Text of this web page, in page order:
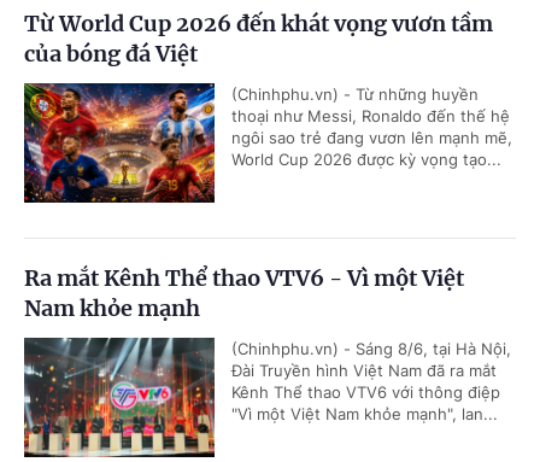
Từ World Cup 2026 đến khát vọng vươn tầm
của bóng đá Việt
(Chinhphu.vn) - Từ những huyền
thoại như Messi, Ronaldo đến thế hệ
ngôi sao trẻ đang vươn lên mạnh mẽ,
World Cup 2026 được kỳ vọng tạo...
Ra mắt Kênh Thể thao VTV6 - Vì một Việt
Nam khỏe mạnh
(Chinhphu.vn) - Sáng 8/6, tại Hà Nội,
Đài Truyền hình Việt Nam đã ra mắt
Kênh Thể thao VTV6 với thông điệp
"Vì một Việt Nam khỏe mạnh", lan...